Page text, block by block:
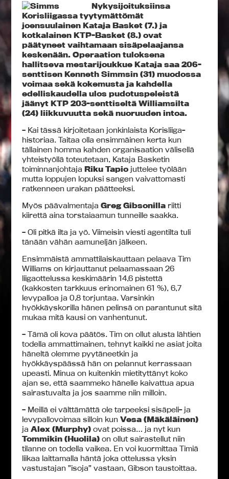
Nykysijoituksiinsa
Korisliigassa tyytymättömät
joensuulainen Kataja Basket (7.) ja
kotkalainen KTP-Basket (8.) ovat
päätyneet vaihtamaan sisäpelaajansa
keskenään. Operaation tuloksena
hallitseva mestarijoukkue Kataja saa 206-
senttisen Kenneth Simmsin (31) muodossa
voimaa sekä kokemusta ja kahdella
edelliskaudella ulos pudotuspeleistä
jäänyt KTP 203-senttiseltä Williamsilta
(24)liikkuvuutta sekä nuoruuden intoa.
– Kai tässä kirjoitetaan jonkinlaista Korisliiga-
historiaa. Taitaa olla ensimmäinen kerta kun
tällainen homma kahden organisaation välisellä
yhteistyöllä toteutetaan, Kataja Basketin
toiminnanjohtajaRiku Tapio juttelee työlään
mutta loppujen lopuksi sangen vaivattomasti
ratkenneen urakan päätteeksi.
Myös päävalmentajaGreg Gibsonilla riitti
kiirettä aina torstaiaamun tunneille saakka.
– Oli pitkä ilta ja yö. Viimeisin viesti agentilta tuli
tänään vähän aamuneljän jälkeen.
Ensimmäistä ammattilaiskauttaan pelaava Tim
Williams on kirjauttanut pelaamassaan 26
liigaottelussa keskimäärin 14,6 pistettä
(kakkosten tarkkuus erinomainen 61 %), 6,7
levypalloa ja 0,8 torjuntaa. Varsinkin
hyökkäyskorilla hänen pelinsä on parantunut sitä
mukaa mitä kausi on vanhentunut.
– Tämä oli kova päätös. Tim on ollut alusta lähtien
todella ammattimainen, tehnyt kaikki ne asiat joita
häneltä olemme pyytäneetkin ja
hyökkäyspäässä hän on pelannut kerrassaan
upeasti. Minua on kuitenkin mietityttänyt koko
ajan se, että saammeko hänelle kaivattua apua
sairastuvalta ja jos saamme niin milloin.
– Meillä ei välttämättä ole tarpeeksi sisäpeli- ja
levypallovoimaa silloin kunVesa (Mäkäläinen)
jaAlex (Murphy) ovat poissa… ja nyt kun
Tommikin (Huolila) on ollut sairastellut niin
tilanne on todella vaikea. En voi kuormittaa Timiä
liikaa laittamalla häntä joka ottelussa yksin
vastustajan ”isoja” vastaan, Gibson taustoittaa.